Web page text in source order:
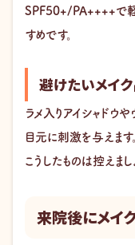
SPF50+/PA++++で軽
すめです。
避けたいメイ
ラメ入りアイシャドウ
目元に刺激を与えます
こうしたものは控えまし
来院後にメイ